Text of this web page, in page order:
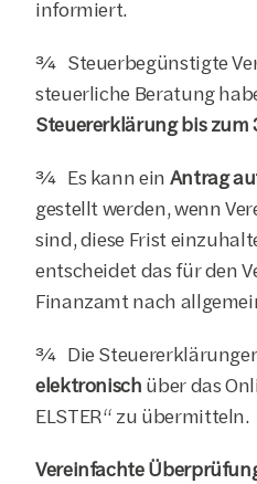
informiert.
¾  Steuerbegünstigte
Steuererklärung bis zum
¾  Es kann ein Antrag
gestellt werden, wenn
sind, diese Frist
entscheidet das für den
Finanzamt nach
¾  Die
elektronisch über das
ELSTER“ zu übermitteln.
Vereinfachte